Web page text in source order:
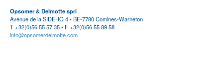
Opsomer & Delmotte sprl
Avenue de la SIDEHO 4 • BE-7780 Comines-Warneton
T +32(0)56 55 57 35 • F +32(0)56 55 89 58
info@opsomerdelmotte.com